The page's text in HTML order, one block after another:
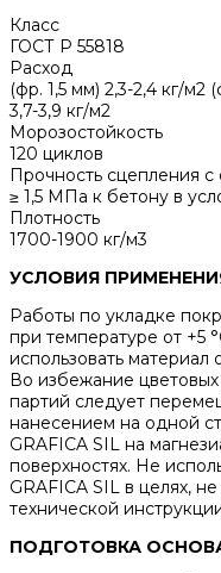
Класс
ГОСТ Р 55818
Расход
(фр. 1,5 мм) 2,3-2,4 кг/м2
3,7-3,9 кг/м2
Морозостойкость
120 циклов
Прочность сцепления с
≥ 1,5 МПа к бетону в
Плотность
1700-1900 кг/м3
УСЛОВИЯ
Работы по укладке
при температуре от +5
использовать
Во избежание
партий следует
нанесением на одной
GRAFICA SIL на
поверхностях. Не
GRAFICA SIL в целях,
технической
ПОДГОТОВКА